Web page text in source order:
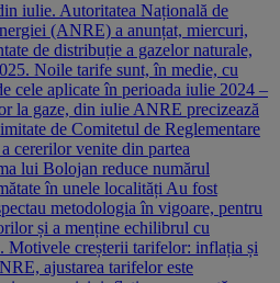
iulie. Autoritatea Națională de
(ANRE) a anunțat, miercuri,
de distribuție a gazelor naturale,
Noile tarife sunt, în medie, cu
cele aplicate în perioada iulie 2024 –
la gaze, din iulie ANRE precizează
de Comitetul de Reglementare
cererilor venite din partea
lui Bolojan reduce numărul
în unele localități Au fost
metodologia în vigoare, pentru
și a menține echilibrul cu
Motivele creșterii tarifelor: inflația și
ajustarea tarifelor este